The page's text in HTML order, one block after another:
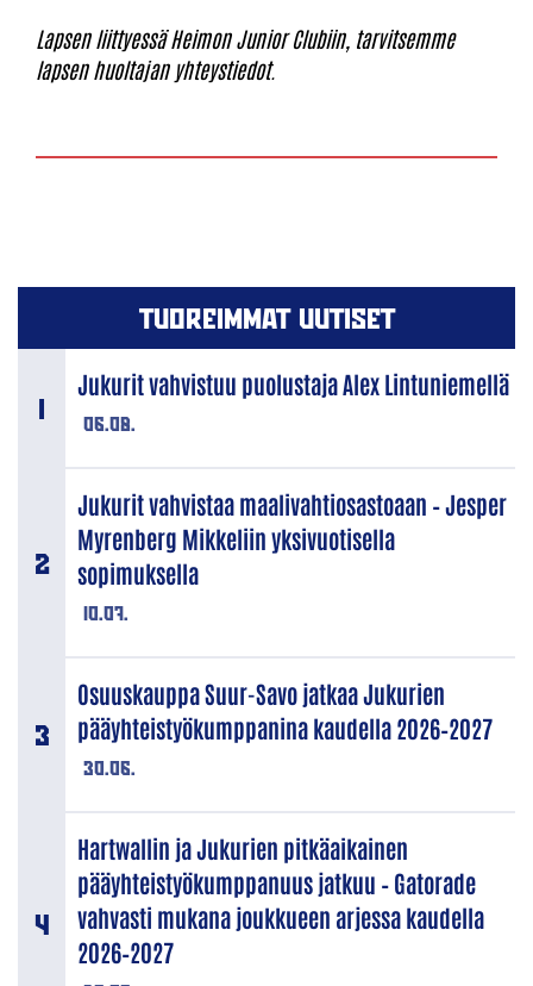
Lapsen liittyessä Heimon Junior Clubiin, tarvitsemme
lapsen huoltajan yhteystiedot.
TUOREIMMAT UUTISET
06.08.
Jukurit vahvistuu puolustaja Alex Lintuniemellä
10.07.
Jukurit vahvistaa maalivahtiosastoaan – Jesper
Myrenberg Mikkeliin yksivuotisella
sopimuksella
30.06.
Osuuskauppa Suur-Savo jatkaa Jukurien
pääyhteistyökumppanina kaudella 2026–2027
Hartwallin ja Jukurien pitkäaikainen
pääyhteistyökumppanuus jatkuu – Gatorade
vahvasti mukana joukkueen arjessa kaudella
2026–2027